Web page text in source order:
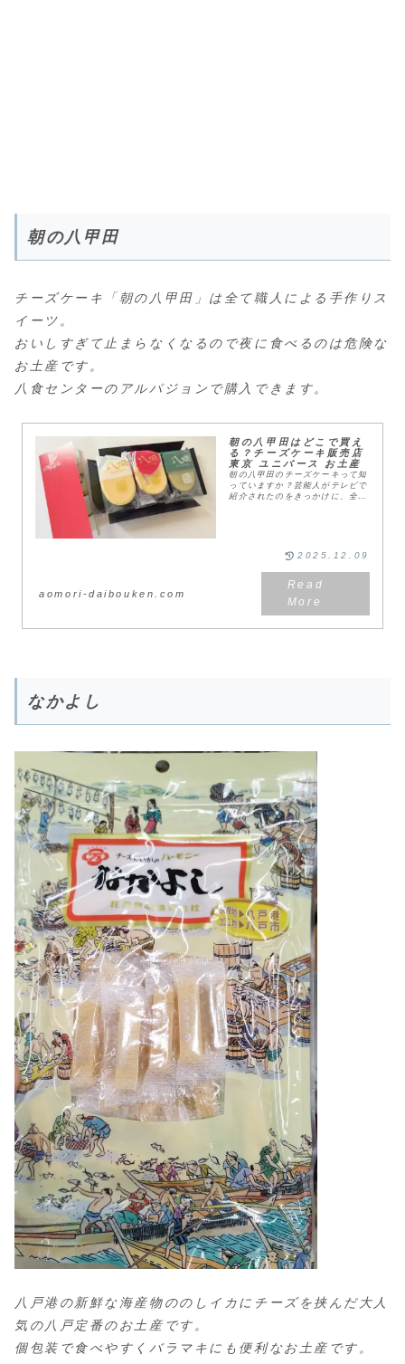
朝の八甲田
チーズケーキ「朝の八甲田」は全て職人による手作りス
イーツ。
おいしすぎて止まらなくなるので夜に食べるのは危険な
お土産です。
八食センターのアルパジョンで購入できます。
朝の八甲田はどこで買え
る？チーズケーキ販売店
東京 ユニバース お土産
朝の八甲田のチーズケーキって知
っていますか？芸能人がテレビで
紹介されたのをきっかけに、全国
aomori-daibouken.com
2025.12.09
なかよし
八戸港の新鮮な海産物ののしイカにチーズを挟んだ大人
気の八戸定番のお土産です。
個包装で食べやすくバラマキにも便利なお土産です。